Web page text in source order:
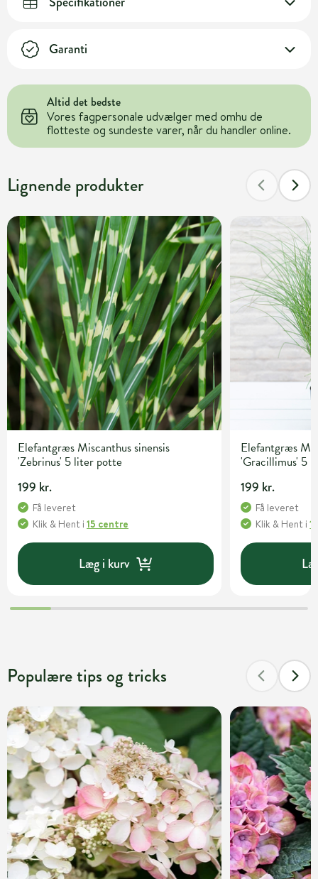
Garanti
Altid det bedste
Vores fagpersonale udvælger med omhu de
flotteste og sundeste varer, når du handler online.
Lignende produkter
Elefantgræs Miscanthus sinensis
'Zebrinus' 5 liter potte
199 kr.
Få leveret
Klik & Hent i 15 centre
Læg i kurv
Elefantgræs
'Gracillimus' 5
199 kr.
Få leveret
Klik & Hent i
Populære tips og tricks